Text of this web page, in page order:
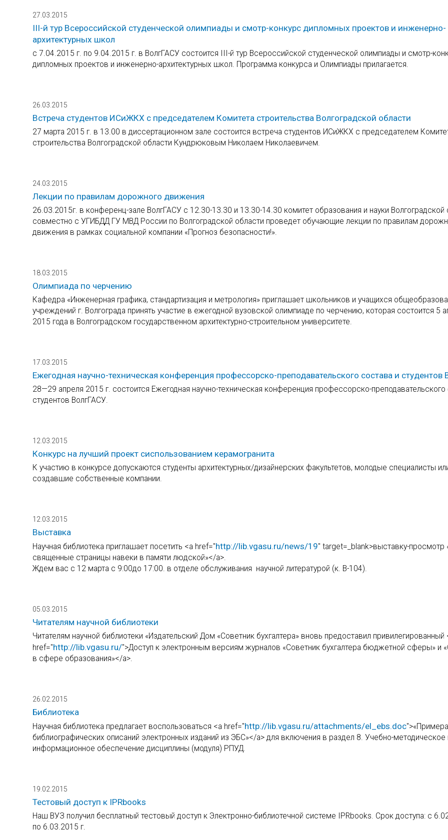
27.03.2015
III-й тур Всероссийской студенческой олимпиады и смотр-конкурс дипломных проектов и инженерно-
архитектурных школ
с 7.04.2015 г. по 9.04.2015 г. в ВолгГАСУ состоится III-й тур Всероссийской студенческой олимпиады и смотр-
дипломных проектов и инженерно-архитектурных школ. Программа конкурса и Олимпиады прилагается.
26.03.2015
Встреча студентов ИСиЖКХ с председателем Комитета строительства Волгоградской области
27 марта 2015 г. в 13.00 в диссертационном зале состоится встреча студентов ИСиЖКХ с председателем
строительства Волгоградской области Кундрюковым Николаем Николаевичем.
24.03.2015
Лекции по правилам дорожного движения
26.03.2015г. в конференц-зале ВолгГАСУ с 12.30-13.30 и 13.30-14.30 комитет образования и науки Волгоградской
совместно с УГИБДД ГУ МВД России по Волгоградской области проведет обучающие лекции по правилам
движения в рамках социальной компании «Прогноз безопасности!».
18.03.2015
Олимпиада по черчению
Кафедра «Инженерная графика, стандартизация и метрология» приглашает школьников и учащихся
учреждений г. Волгограда принять участие в ежегодной вузовской олимпиаде по черчению, которая состоится 5
2015 года в Волгоградском государственном архитектурно-строительном университете.
17.03.2015
Ежегодная научно-техническая конференция профессорско-преподавательского состава и студентов
28—29 апреля 2015 г. состоится Ежегодная научно-техническая конференция профессорско-преподавательского
студентов ВолгГАСУ.
12.03.2015
Конкурс на лучший проект сиспользованием керамогранита
К участию в конкурсе допускаются студенты архитектурных/дизайнерских факультетов, молодые специалисты
создавшие собственные компании.
12.03.2015
Выставка
Научная библиотека приглашает посетить <a href="http://lib.vgasu.ru/news/19" target=_blank>выставку-просмотр
священные страницы навеки в памяти людской»</a>.
Ждем вас с 12 марта с 9:00до 17:00. в отделе обслуживания научной литературой (к. В-104).
05.03.2015
Читателям научной библиотеки
Читателям научной библиотеки «Издательский Дом «Советник бухгалтера» вновь предоставил привилегированный
href="http://lib.vgasu.ru/">Доступ к электронным версиям журналов «Советник бухгалтера бюджетной сферы» и
в сфере образования»</a>.
26.02.2015
Библиотека
Научная библиотека предлагает воспользоваться <a href="http://lib.vgasu.ru/attachments/el_ebs.doc
библиографических описаний электронных изданий из ЭБС»</a> для включения в раздел 8. Учебно-методическое
информационное обеспечение дисциплины (модуля) РПУД.
19.02.2015
Тестовый доступ к IPRbooks
Наш ВУЗ получил бесплатный тестовый доступ к Электронно-библиотечной системе IPRbooks. Срок доступа: с
по 6.03.2015 г.